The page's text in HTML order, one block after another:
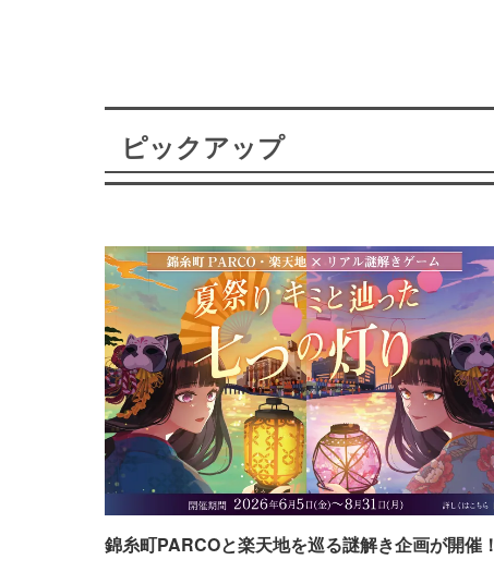
ピックアップ
錦糸町PARCOと楽天地を巡る謎解き企画が開催！